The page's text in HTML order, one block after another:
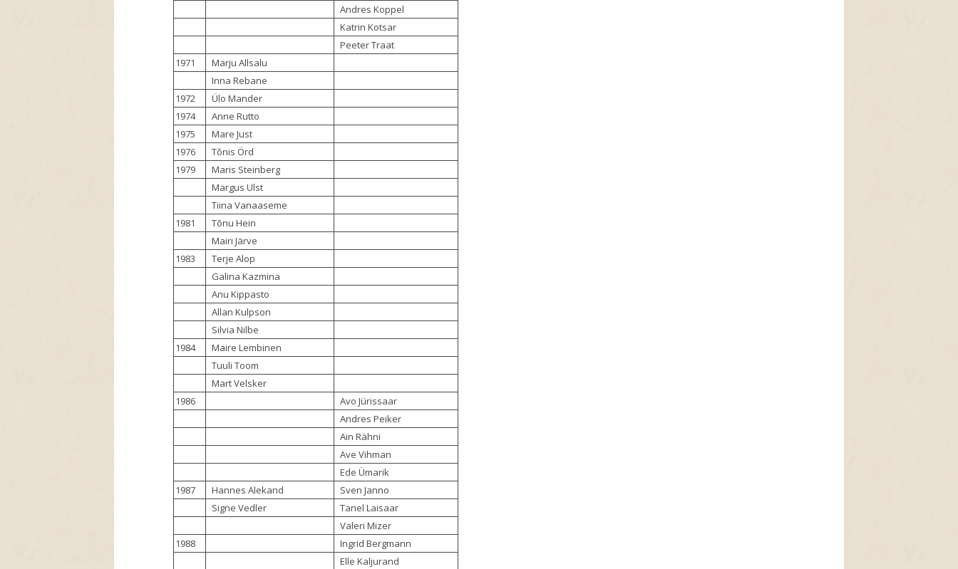
Andres Koppel
Katrin Kotsar
Peeter Traat
1971
Marju Allsalu
Inna Rebane
1972
Ülo Mander
1974
Anne Rutto
1975
Mare Just
1976
Tõnis Örd
1979
Maris Steinberg
Margus Ulst
Tiina Vanaaseme
1981
Tõnu Hein
Mairi Järve
1983
Terje Alop
Galina Kazmina
Anu Kippasto
Allan Kulpson
Silvia Nilbe
1984
Maire Lembinen
Tuuli Toom
Mart Velsker
1986
Avo Jürissaar
Andres Peiker
Ain Rähni
Ave Vihman
Ede Ümarik
1987
Hannes Alekand
Sven Janno
Signe Vedler
Tanel Laisaar
Valeri Mizer
1988
Ingrid Bergmann
Elle Kaljurand